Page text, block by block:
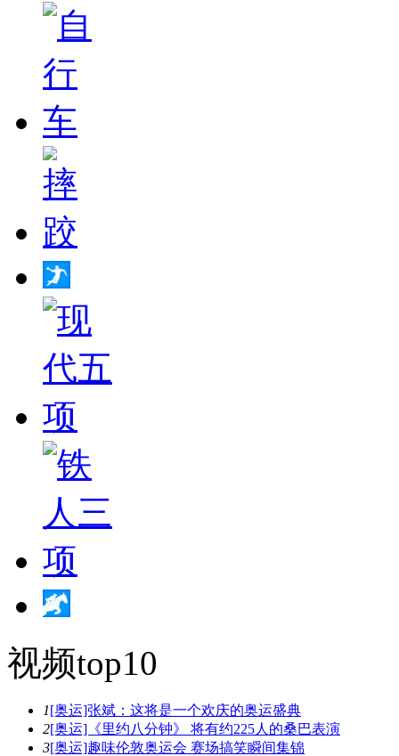
视频top10
1[奥运]张斌：这将是一个欢庆的奥运盛典
2[奥运]《里约八分钟》 将有约225人的桑巴表演
3[奥运]趣味伦敦奥运会 赛场搞笑瞬间集锦